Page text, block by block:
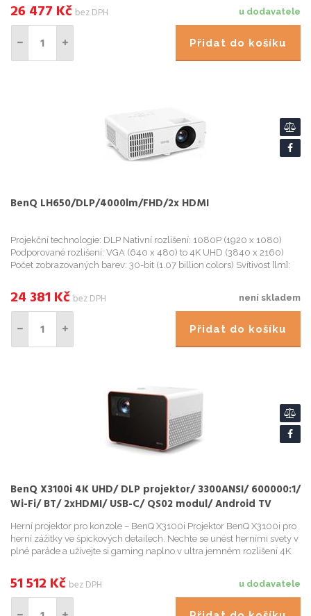
u dodavatele
26 477 Kč bez DPH
Přidat do košíku
BenQ LH650/DLP/4000lm/FHD/2x HDMI
Projekční technologie: DLP Nativní rozlišení: 1080P (1920 x 1080)
Podporované rozlišení: VGA (640 x 480) to 4K UHD (3840 x 2160)
Počet zobrazovaných barev: 30-bit (1.07 billion colors) Svítivost [lm]:
není skladem
24 381 Kč bez DPH
Přidat do košíku
BenQ X3100i 4K UHD/ DLP projektor/ 3300ANSI/ 600000:1/
Wi-Fi/ BT/ 2xHDMI/ USB-C/ QS02 modul/ Android TV
Herní projektor pro konzole – BenQ X3100i Projektor BenQ X3100i pro
herní zážitky ve špickových detailech. Nechte se unést herními svety v
plné paráde a užívejte si gaming naplno v ultra jemném rozlišení 4K
u dodavatele
51 512 Kč bez DPH